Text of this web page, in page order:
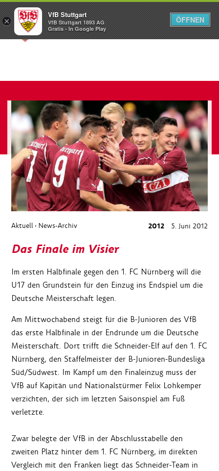
Menü
Aktuell › News-Archiv 2012 5. Juni 2012
Das Finale im Visier
Im ersten Halbfinale gegen den 1. FC Nürnberg will die
U17 den Grundstein für den Einzug ins Endspiel um die
Deutsche Meisterschaft legen.
Am Mittwochabend steigt für die B-Junioren des VfB
das erste Halbfinale in der Endrunde um die Deutsche
Meisterschaft. Dort trifft die Schneider-Elf auf den 1. FC
Nürnberg, den Staffelmeister der B-Junioren-Bundesliga
Süd/Südwest. Im Kampf um den Finaleinzug muss der
VfB auf Kapitän und Nationalstürmer Felix Lohkemper
verzichten, der sich im letzten Saisonspiel am Fuß
verletzte.
Zwar belegte der VfB in der Abschlusstabelle den
zweiten Platz hinter dem 1. FC Nürnberg, im direkten
Vergleich mit den Franken liegt das Schneider-Team in
×
VfB Stuttgart
VfB Stuttgart 1893 AG
Gratis - In Google Play
ÖFFNEN